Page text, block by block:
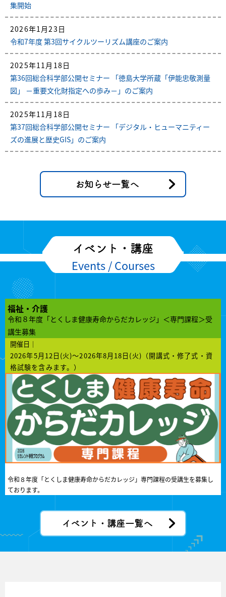
集開始
2026年1月23日
令和7年度 第3回サイクルツーリズム講座のご案内
2025年11月18日
第36回総合科学部公開セミナー 「徳島大学所蔵「伊能忠敬測量
図」 －重要文化財指定への歩み－」のご案内
2025年11月18日
第37回総合科学部公開セミナー 「デジタル・ヒューマニティー
ズの進展と歴史GIS」のご案内
お知らせ一覧へ
イベント・講座
Events / Courses
福祉・介護
令和８年度「とくしま健康寿命からだカレッジ」＜専門課程＞受
講生募集
開催日｜
2026年5月12日(火)～2026年8月18日(火)（開講式・修了式・資
格試験を含みます。）
令和８年度「とくしま健康寿命からだカレッジ」専門課程の受講生を募集し
ております。
イベント・講座一覧へ